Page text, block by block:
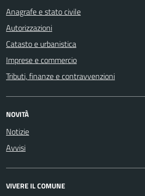
Anagrafe e stato civile
Autorizzazioni
Catasto e urbanistica
Imprese e commercio
Tributi, finanze e contravvenzioni
NOVITÀ
Notizie
Avvisi
VIVERE IL COMUNE